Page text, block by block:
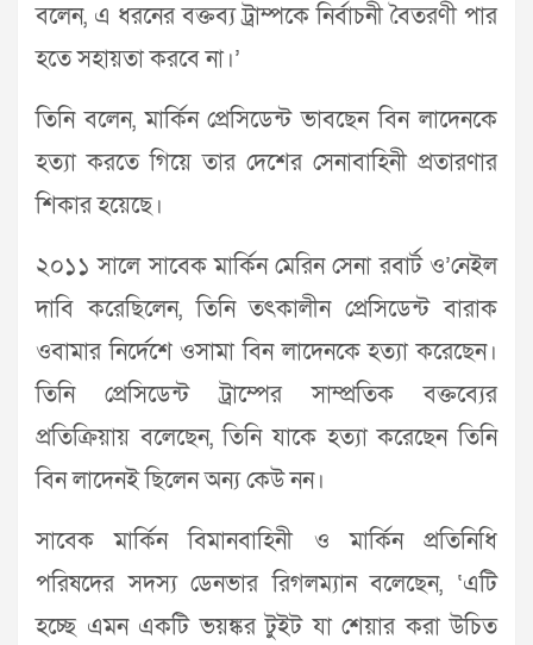
বলেন, এ ধরনের বক্তব্য ট্রাম্পকে নির্বাচনী বৈতরণী পার
হতে সহায়তা করবে না।’
তিনি বলেন, মার্কিন প্রেসিডেন্ট ভাবছেন বিন লাদেনকে
হত্যা করতে গিয়ে তার দেশের সেনাবাহিনী প্রতারণার
শিকার হয়েছে।
২০১১ সালে সাবেক মার্কিন মেরিন সেনা রবার্ট ও’নেইল
দাবি করেছিলেন, তিনি তৎকালীন প্রেসিডেন্ট বারাক
ওবামার নির্দেশে ওসামা বিন লাদেনকে হত্যা করেছেন।
তিনি প্রেসিডেন্ট ট্রাম্পের সাম্প্রতিক বক্তব্যের
প্রতিক্রিয়ায় বলেছেন, তিনি যাকে হত্যা করেছেন তিনি
বিন লাদেনই ছিলেন অন্য কেউ নন।
সাবেক মার্কিন বিমানবাহিনী ও মার্কিন প্রতিনিধি
পরিষদের সদস্য ডেনভার রিগলম্যান বলেছেন, ‘এটি
হচ্ছে এমন একটি ভয়ঙ্কর টুইট যা শেয়ার করা উচিত